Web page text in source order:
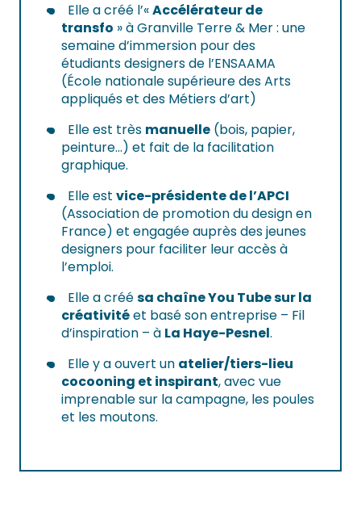
Elle a créé l’«Accélérateur de
transfo » à Granville Terre & Mer : une
semaine d’immersion pour des
étudiants designers de l’ENSAAMA
(École nationale supérieure des Arts
appliqués et des Métiers d’art)
Elle est très manuelle (bois, papier,
peinture…) et fait de la facilitation
graphique.
Elle est vice-présidente de l’APCI
(Association de promotion du design en
France) et engagée auprès des jeunes
designers pour faciliter leur accès à
l’emploi.
Elle a créésa chaîne You Tube sur la
créativitéet basé son entreprise – Fil
d’inspiration – à La Haye-Pesnel.
Elle y a ouvert un atelier/tiers-lieu
cocooning et inspirant, avec vue
imprenable sur la campagne, les poules
et les moutons.